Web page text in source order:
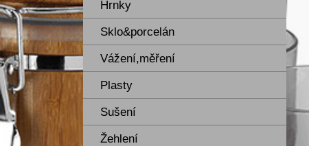
Hrnky
Sklo&porcelán
Vážení,měření
Plasty
Sušení
Žehlení